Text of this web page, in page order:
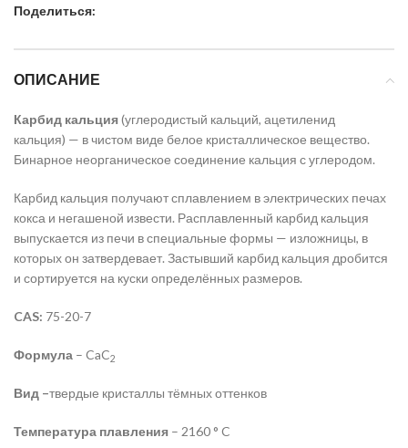
Поделиться:
ОПИСАНИЕ
Карбид кальция(углеродистый кальций, ацетиленид
кальция) — в чистом виде белое кристаллическое вещество.
Бинарное неорганическое соединение кальция с углеродом.
Карбид кальция получают сплавлением в электрических печах
кокса и негашеной извести. Расплавленный карбид кальция
выпускается из печи в специальные формы — изложницы, в
которых он затвердевает. Застывший карбид кальция дробится
и сортируется на куски определённых размеров.
CAS: 75-20-7
Формула – CaC2
Вид –твердые кристаллы тёмных оттенков
Температура плавления – 2160 ° C